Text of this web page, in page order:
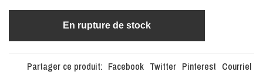
En rupture de stock
Partager ce produit: Facebook Twitter Pinterest Courriel